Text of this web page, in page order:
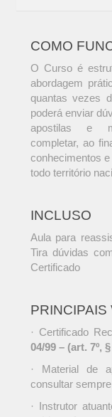
COMO
O Curso é
abordagem
quantas vezes
poderá enviar
apostilas e
completar, ao
conhecimentos
todo território
INCLUSO
Aula para
Tira dúvidas
Certificado
PRINCIPAIS
· Certificado
04/99 – (art. 7º, §
· Material de
consultar
· Instrutor